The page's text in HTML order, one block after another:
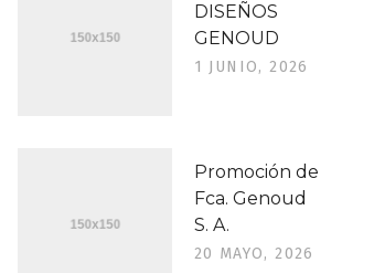
DISEÑOS
GENOUD
1 JUNIO, 2026
Promoción de
Fca. Genoud
S. A.
20 MAYO, 2026